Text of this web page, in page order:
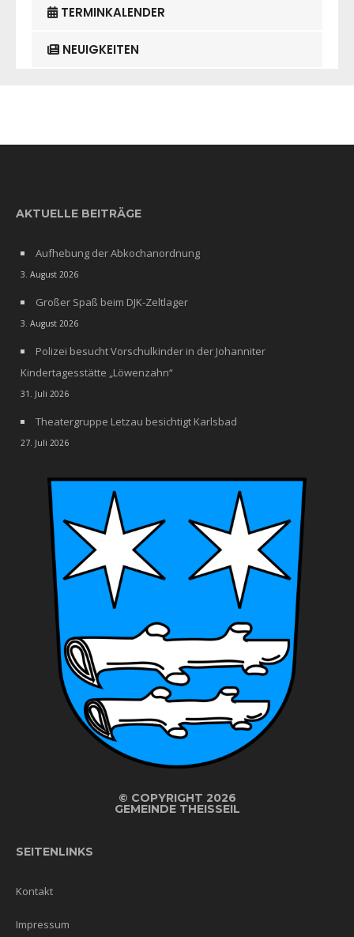
TERMINKALENDER
NEUIGKEITEN
AKTUELLE BEITRÄGE
Aufhebung der Abkochanordnung
3. August 2026
Großer Spaß beim DJK-Zeltlager
3. August 2026
Polizei besucht Vorschulkinder in der Johanniter
Kindertagesstätte „Löwenzahn“
31. Juli 2026
Theatergruppe Letzau besichtigt Karlsbad
27. Juli 2026
© COPYRIGHT 2026
GEMEINDE THEISSEIL
SEITENLINKS
Kontakt
Impressum